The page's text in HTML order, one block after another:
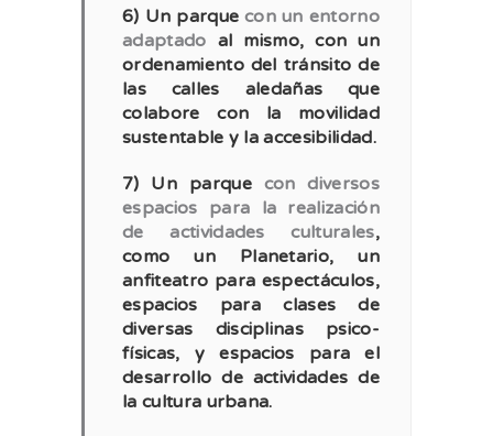
6) Un parquecon un entorno
adaptado al mismo, con un
ordenamiento del tránsito de
las calles aledañas que
colabore con la movilidad
sustentable y la accesibilidad.
7) Un parque con diversos
espacios para la realización
de actividades culturales,
como un Planetario, un
anfiteatro para espectáculos,
espacios para clases de
diversas disciplinas psico-
físicas, y espacios para el
desarrollo de actividades de
la cultura urbana.